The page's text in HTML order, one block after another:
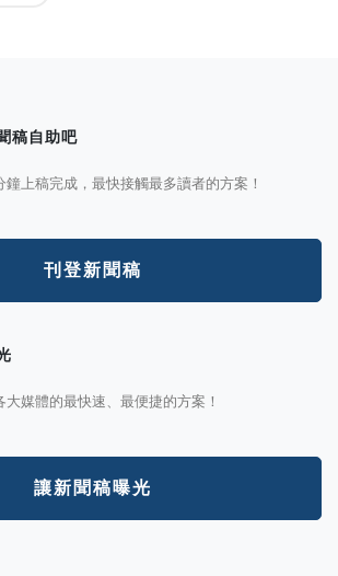
稿自助吧
上稿完成，最快接觸最多讀者的方案！
刊登新聞稿
媒體的最快速、最便捷的方案！
讓新聞稿曝光